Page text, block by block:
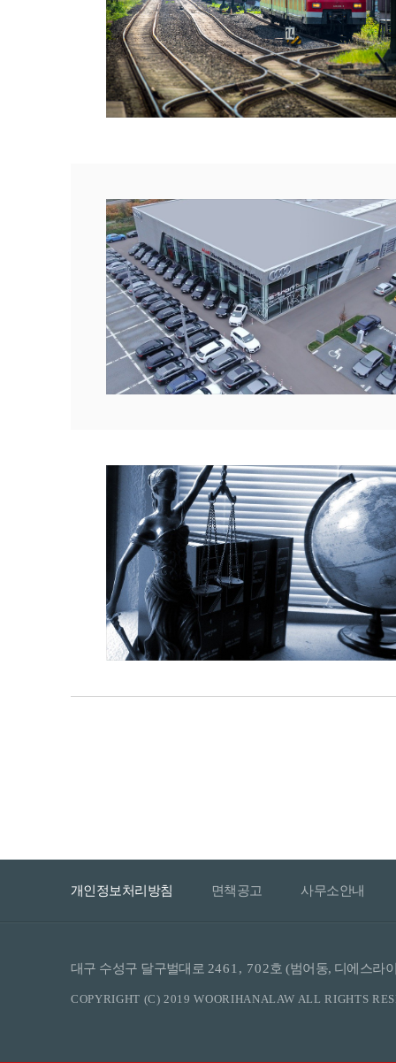
개인정보처리방침 면책공고 사무소안내
대구 수성구 달구벌대로 2461, 702호 (범어동, 디에스
COPYRIGHT (C) 2019 WOORIHANALAW ALL RIGHTS